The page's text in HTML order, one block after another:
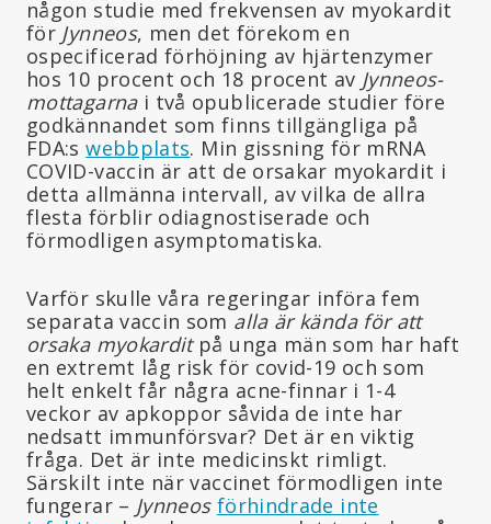
någon studie med frekvensen av myokardit
för Jynneos, men det förekom en
ospecificerad förhöjning av hjärtenzymer
hos 10 procent och 18 procent av Jynneos-
mottagarnai två opublicerade studier före
godkännandet som finns tillgängliga på
FDA:swebbplats. Min gissning för mRNA
COVID-vaccin är att de orsakar myokardit i
detta allmänna intervall, av vilka de allra
flesta förblir odiagnostiserade och
förmodligen asymptomatiska.
Varför skulle våra regeringar införa fem
separata vaccin som alla är kända för att
orsaka myokarditpå unga män som har haft
en extremt låg risk för covid-19 och som
helt enkelt får några acne-finnar i 1-4
veckor av apkoppor såvida de inte har
nedsatt immunförsvar? Det är en viktig
fråga. Det är inte medicinskt rimligt.
Särskilt inte när vaccinet förmodligen inte
fungerar – Jynneos förhindrade inte